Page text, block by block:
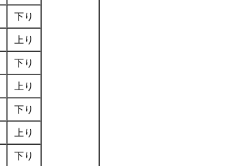
下り
上り
下り
上り
下り
上り
下り